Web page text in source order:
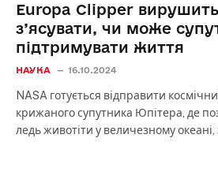
Europa Clipper
з’ясувати, чи може
підтримувати життя
НАУКА 16.10.2024
NASA готується відправити
крижаного супутника Юпітера, де
ледь животіти у величезному